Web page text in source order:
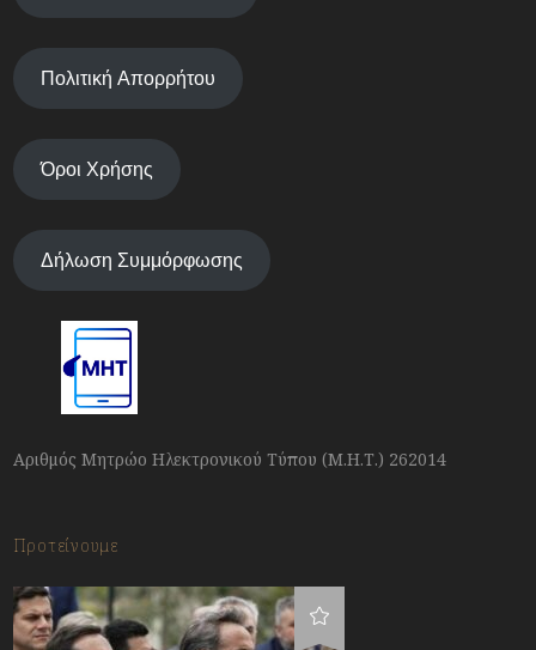
Πολιτική Απορρήτου
Όροι Χρήσης
Δήλωση Συμμόρφωσης
Αριθμός Μητρώο Ηλεκτρονικού Τύπου (Μ.Η.Τ.) 262014
Προτείνουμε